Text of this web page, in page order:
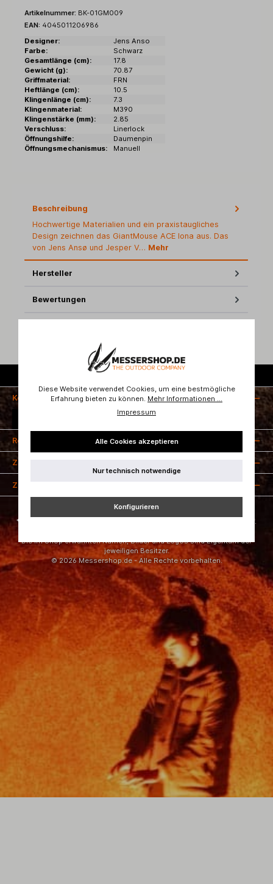
Artikelnummer: BK-01GM009
EAN: 4045011206986
Designer:
Jens Anso
Farbe:
Schwarz
Gesamtlänge (cm):
17.8
Gewicht (g):
70.87
Griffmaterial:
FRN
Heftlänge (cm):
10.5
Klingenlänge (cm):
7.3
Klingenmaterial:
M390
Klingenstärke (mm):
2.85
Verschluss:
Linerlock
Öffnungshilfe:
Daumenpin
Öffnungsmechanismus:
Manuell
Beschreibung
Hochwertige Materialien und ein praxistaugliches
Design zeichnen das GiantMouse ACE Iona aus. Das
von Jens Ansø und Jesper V… Mehr
Hersteller
Bewertungen
Kontakt
Rechtliches
Zahlungsarten
Zertifizierung
* Alle Preise inkl. gesetzl. Mehrwertsteuer zzgl.
und ggf.
Die im Shop erwähnten Namen, Bilder und Logos sind Eigentum der
jeweiligen Besitzer.
© 2026 Messershop.de - Alle Rechte vorbehalten.
Diese Website verwendet Cookies, um eine bestmögliche
Erfahrung bieten zu können. Mehr Informationen ...
Impressum
Alle Cookies akzeptieren
Nur technisch notwendige
Konfigurieren